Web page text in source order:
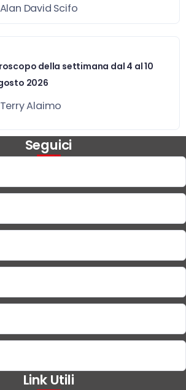
Alan David Scifo
della settimana dal 4 al 10
2026
Terry Alaimo
Seguici
Link Utili